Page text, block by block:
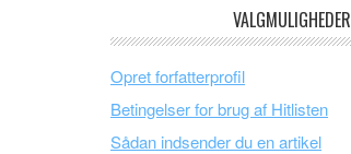
VALGMULIGHEDER
Opret forfatterprofil
Betingelser for brug af Hitlisten
Sådan indsender du en artikel